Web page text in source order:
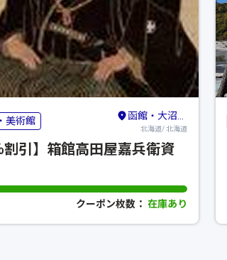
美術館 函館・大沼・松前・奥尻
北海道/ 北海道
割引】箱館高田屋嘉兵衛資
クーポン枚数： 在庫あり